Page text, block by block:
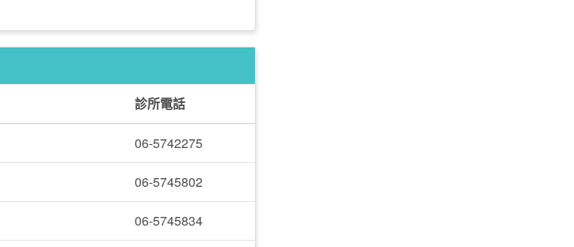
診所電話
06-5742275
06-5745802
06-5745834